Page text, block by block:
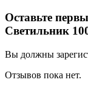
Оставьте
Светильник
Вы должны
Отзывов пока нет.